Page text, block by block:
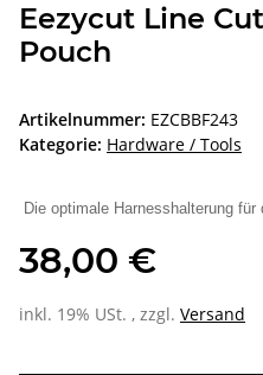
Eezycut Line
Pouch
Artikelnummer: EZCBBF243
Kategorie: Hardware / Tools
Die optimale Harnesshalterung
38,00 €
inkl. 19% USt. , zzgl. Versand